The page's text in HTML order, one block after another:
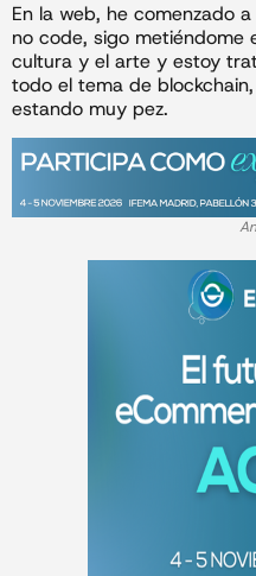
En la web, he comenzado
no code, sigo metiéndome
cultura y el arte y estoy
todo el tema de
estando muy pez.